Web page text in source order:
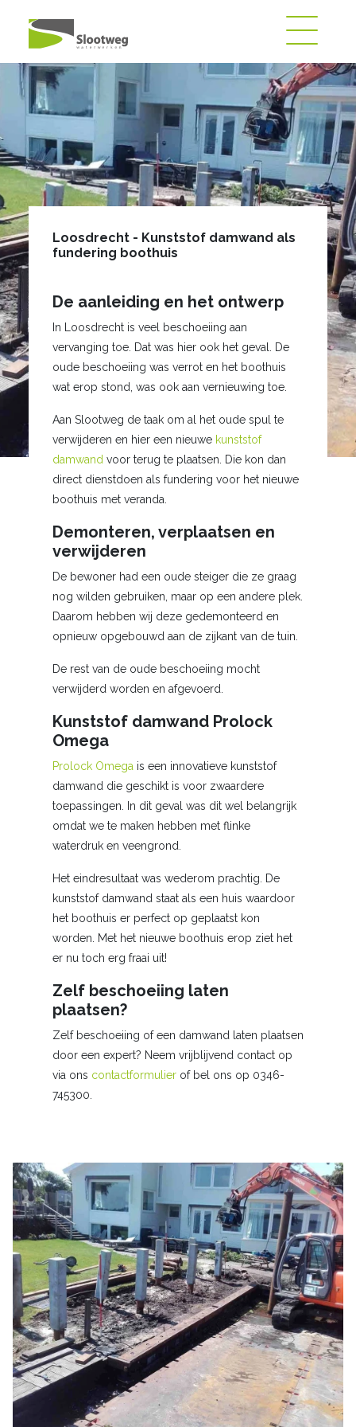
Loosdrecht - Kunststof damwand als
fundering boothuis
De aanleiding en het ontwerp
In Loosdrecht is veel beschoeiing aan
vervanging toe. Dat was hier ook het geval. De
oude beschoeiing was verrot en het boothuis
wat erop stond, was ook aan vernieuwing toe.
Aan Slootweg de taak om al het oude spul te
verwijderen en hier een nieuwe kunststof
damwand voor terug te plaatsen. Die kon dan
direct dienstdoen als fundering voor het nieuwe
boothuis met veranda.
Demonteren, verplaatsen en
verwijderen
De bewoner had een oude steiger die ze graag
nog wilden gebruiken, maar op een andere plek.
Daarom hebben wij deze gedemonteerd en
opnieuw opgebouwd aan de zijkant van de tuin.
De rest van de oude beschoeiing mocht
verwijderd worden en afgevoerd.
Kunststof damwand Prolock
Omega
Prolock Omega is een innovatieve kunststof
damwand die geschikt is voor zwaardere
toepassingen. In dit geval was dit wel belangrijk
omdat we te maken hebben met flinke
waterdruk en veengrond.
Het eindresultaat was wederom prachtig. De
kunststof damwand staat als een huis waardoor
het boothuis er perfect op geplaatst kon
worden. Met het nieuwe boothuis erop ziet het
er nu toch erg fraai uit!
Zelf beschoeiing laten
plaatsen?
Zelf beschoeiing of een damwand laten plaatsen
door een expert? Neem vrijblijvend contact op
via ons contactformulier of bel ons op 0346-
745300.